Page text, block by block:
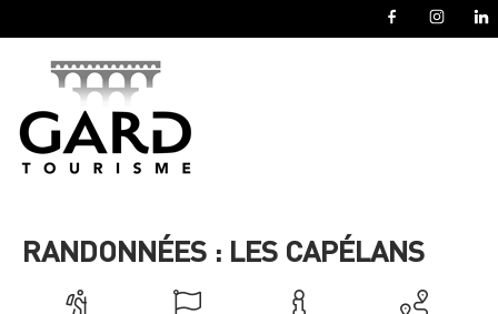
RANDONNÉES : LES CAPÉLANS